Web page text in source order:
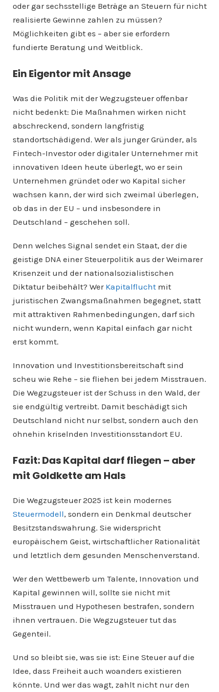
oder gar sechsstellige Beträge an Steuern für nicht
realisierte Gewinne zahlen zu müssen?
Möglichkeiten gibt es – aber sie erfordern
fundierte Beratung und Weitblick.
Ein Eigentor mit Ansage
Was die Politik mit der Wegzugsteuer offenbar
nicht bedenkt: Die Maßnahmen wirken nicht
abschreckend, sondern langfristig
standortschädigend. Wer als junger Gründer, als
Fintech-Investor oder digitaler Unternehmer mit
innovativen Ideen heute überlegt, wo er sein
Unternehmen gründet oder wo Kapital sicher
wachsen kann, der wird sich zweimal überlegen,
ob das in der EU – und insbesondere in
Deutschland – geschehen soll.
Denn welches Signal sendet ein Staat, der die
geistige DNA einer Steuerpolitik aus der Weimarer
Krisenzeit und der nationalsozialistischen
Diktatur beibehält? Wer Kapitalfluchtmit
juristischen Zwangsmaßnahmen begegnet, statt
mit attraktiven Rahmenbedingungen, darf sich
nicht wundern, wenn Kapital einfach gar nicht
erst kommt.
Innovation und Investitionsbereitschaft sind
scheu wie Rehe – sie fliehen bei jedem Misstrauen.
Die Wegzugsteuer ist der Schuss in den Wald, der
sie endgültig vertreibt. Damit beschädigt sich
Deutschland nicht nur selbst, sondern auch den
ohnehin kriselnden Investitionsstandort EU.
Fazit: Das Kapital darf fliegen – aber
mit Goldkette am Hals
Die Wegzugsteuer 2025 ist kein modernes
Steuermodell, sondern ein Denkmal deutscher
Besitzstandswahrung. Sie widerspricht
europäischem Geist, wirtschaftlicher Rationalität
und letztlich dem gesunden Menschenverstand.
Wer den Wettbewerb um Talente, Innovation und
Kapital gewinnen will, sollte sie nicht mit
Misstrauen und Hypothesen bestrafen, sondern
ihnen vertrauen. Die Wegzugsteuer tut das
Gegenteil.
Und so bleibt sie, was sie ist: Eine Steuer auf die
Idee, dass Freiheit auch woanders existieren
könnte. Und wer das wagt, zahlt nicht nur den